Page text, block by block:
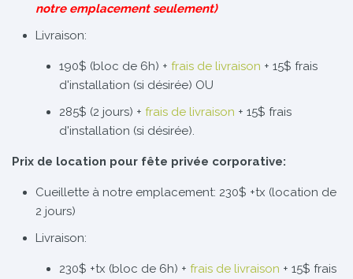
notre emplacement seulement)
Livraison:
190$ (bloc de 6h) + frais de livraison + 15$ frais
d'installation (si désirée) OU
285$ (2 jours) + frais de livraison + 15$ frais
d'installation (si désirée).
Prix de location pour fête privée corporative:
Cueillette à notre emplacement: 230$ +tx (location de
2 jours)
Livraison:
230$ +tx (bloc de 6h) + frais de livraison + 15$ frais